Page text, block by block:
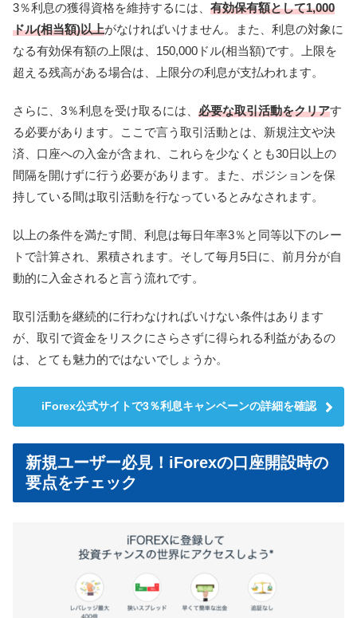
3％利息の獲得資格を維持するには、 有効保有額として1,000
ドル(相当額)以上がなければいけません。また、利息の対象に
なる有効保有額の上限は、150,000ドル(相当額)です。上限を
超える残高がある場合は、上限分の利息が支払われます。
さらに、3％利息を受け取るには、 必要な取引活動をクリアす
る必要があります。ここで言う取引活動とは、新規注文や決
済、口座への入金が含まれ、これらを少なくとも30日以上の
間隔を開けずに行う必要があります。また、ポジションを保
持している間は取引活動を行なっているとみなされます。
以上の条件を満たす間、利息は毎日年率3％と同等以下のレー
トで計算され、累積されます。そして毎月5日に、前月分が自
動的に入金されると言う流れです。
取引活動を継続的に行わなければいけない条件はあります
が、取引で資金をリスクにさらさずに得られる利益があるの
は、とても魅力的ではないでしょうか。
iForex公式サイトで3％利息キャンペーンの詳細を確認
新規ユーザー必見！iForexの口座開設時の
要点をチェック